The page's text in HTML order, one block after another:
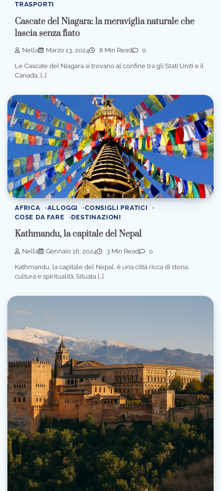
TRASPORTI
Cascate del Niagara: la meraviglia naturale che
lascia senza fiato
Nella Marzo 13, 2024 8 Min Read 0
Le Cascate del Niagara si trovano al confine tra gli Stati Uniti e il
Canada, […]
AFRICA ALLOGGI
CONSIGLI PRATICI
COSE DA FARE
DESTINAZIONI
Kathmandu, la capitale del Nepal
Nella Gennaio 16, 2024 3 Min Read 0
Kathmandu, la capitale del Nepal, è una città ricca di storia,
cultura e spiritualità. Situata […]